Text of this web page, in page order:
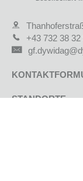
+43 732 38 32
STANDORTE